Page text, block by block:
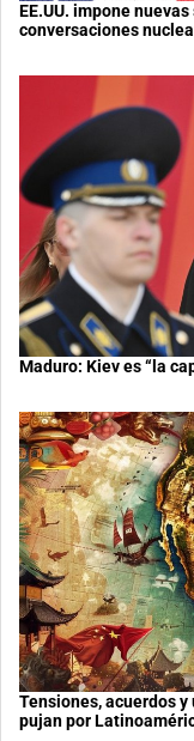
EE.UU. impone
conversaciones
Maduro: Kiev es “la
Tensiones, acuerdos y
pujan por